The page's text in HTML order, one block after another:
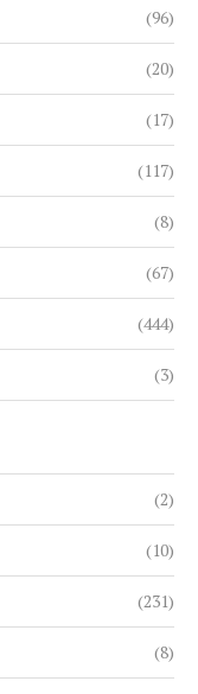
(96)
(20)
(17)
(117)
(8)
(67)
(444)
(3)
(2)
(10)
(231)
(8)